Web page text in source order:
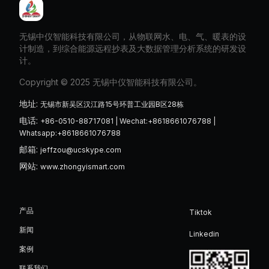
无锡中仪智能科技有限公司，从物联网水、电、气、暖表的设
计制造，到综合能源远程抄表及大数据管理分析系统的研发设
计。
Copyright © 2025 无锡中仪智能科技有限公司。
地址: 无锡市新吴区汉江路15号环普工业园B区28栋
电话: +86-0510-88717081 | Wechat:+8618661076788 |
Whatsapp:+8618661076788
邮箱: jeffzou@ucskype.com
网站: www.zhongyismart.com
产品
新闻
案例
Tiktok
Linkedin